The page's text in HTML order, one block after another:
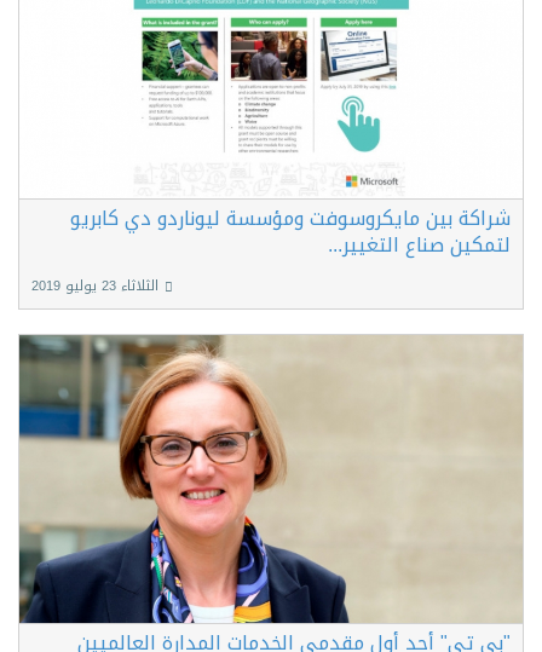
شراكة بين مايكروسوفت ومؤسسة ليوناردو دي كابريو
لتمكين صناع التغيير...
الثلاثاء 23 يوليو 2019
"بي تي" أحد أول مقدمي الخدمات المدارة العالميين